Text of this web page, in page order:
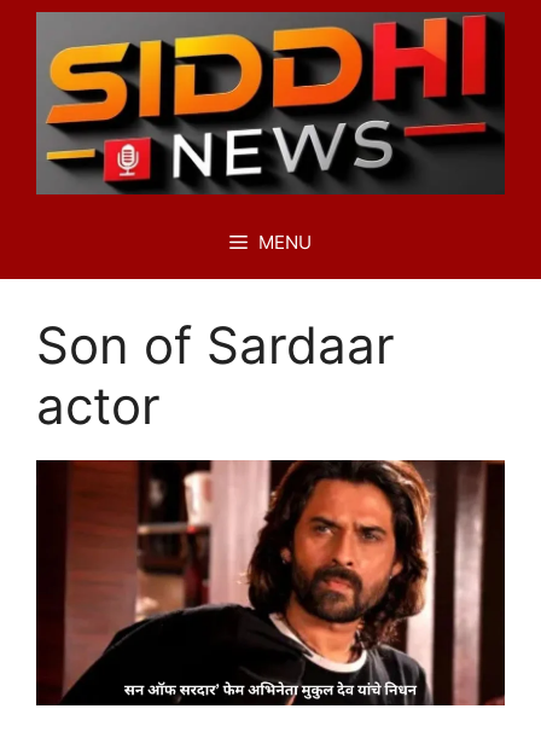
Skip
content
MENU
Son of Sardaar
actor